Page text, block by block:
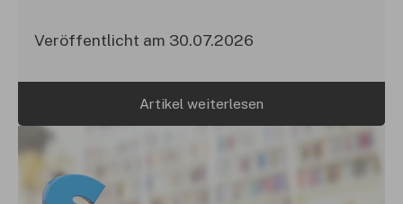
Veröffentlicht am 30.07.2026
Artikel weiterlesen